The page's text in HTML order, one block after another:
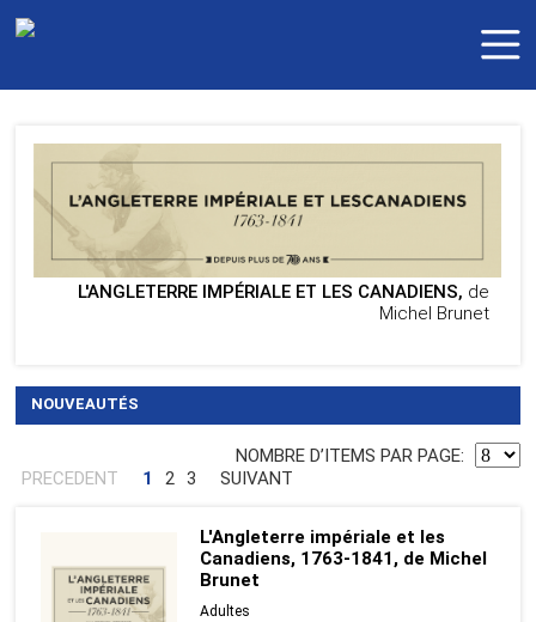
L'ANGLETERRE IMPÉRIALE ET LES CANADIENS, de
Michel Brunet
NOUVEAUTÉS
NOMBRE DʼITEMS PAR PAGE:
PRECEDENT
1 2 3 SUIVANT
L'Angleterre impériale et les
Canadiens, 1763-1841, de Michel
Brunet
Adultes